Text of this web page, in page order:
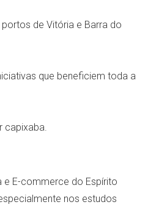
de Vitória e Barra do
que beneficiem toda a
capixaba.
e E-commerce do Espírito
nos estudos